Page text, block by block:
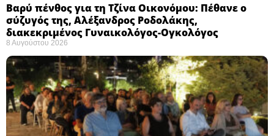
Βαρύ πένθος για τη Τζίνα Οικονόμου: Πέθανε ο
σύζυγός της, Αλέξανδρος Ροδολάκης,
διακεκριμένος Γυναικολόγος-Ογκολόγος
8 Αυγούστου 2026